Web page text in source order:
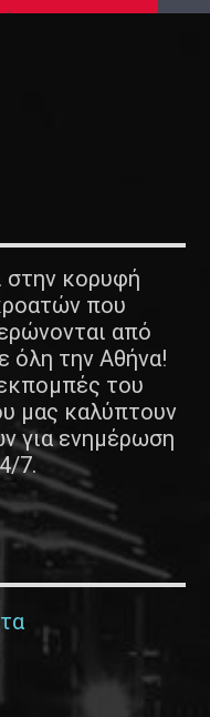
στην κορυφή
που
από
όλη την Αθήνα!
του
μας καλύπτουν
για ενημέρωση
7.